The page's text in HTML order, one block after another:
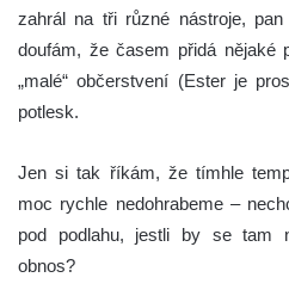
zahrál na tři různé nástroje,
doufám, že časem přidá nějaké
„malé“ občerstvení (Ester je
potlesk.
Jen si tak říkám, že tímhle
moc rychle nedohrabeme –
pod podlahu, jestli by se tam
obnos?